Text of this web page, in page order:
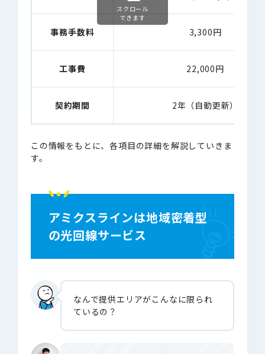
事務手数料 3,300円
工事費 22,000円
契約期間 2年（自動更新）
スクロール
できます
この情報をもとに、各項目の詳細を解説していきま
す。
アミクスラインは地域密着型
の光回線サービス
なんで提供エリアがこんなに限られ
ているの？